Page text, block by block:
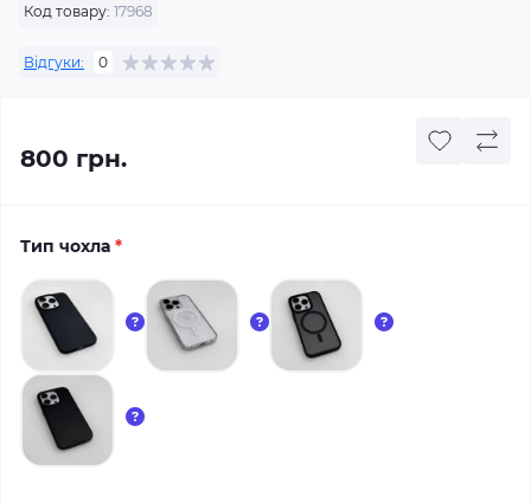
Код товару: 17968
Відгуки: 0
800 грн.
Тип чохла *